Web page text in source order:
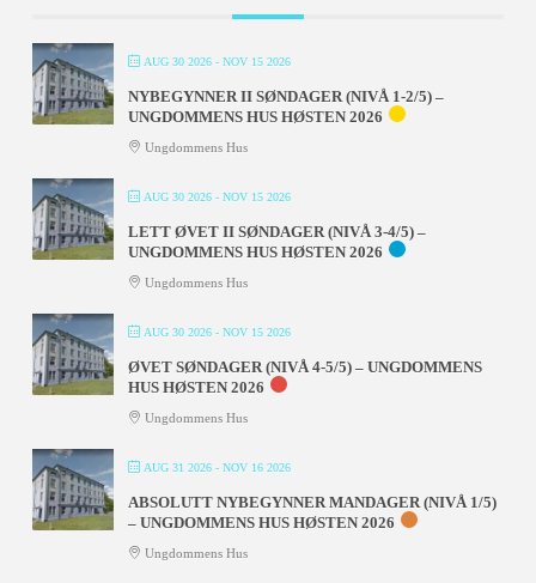
AUG 30 2026- NOV 15 2026
NYBEGYNNER II SØNDAGER (NIVÅ 1-2/5) –
UNGDOMMENS HUS HØSTEN 2026
Ungdommens Hus
AUG 30 2026- NOV 15 2026
LETT ØVET II SØNDAGER (NIVÅ 3-4/5) –
UNGDOMMENS HUS HØSTEN 2026
Ungdommens Hus
AUG 30 2026- NOV 15 2026
ØVET SØNDAGER (NIVÅ 4-5/5) – UNGDOMMENS
HUS HØSTEN 2026
Ungdommens Hus
AUG 31 2026- NOV 16 2026
ABSOLUTT NYBEGYNNER MANDAGER (NIVÅ 1/5)
– UNGDOMMENS HUS HØSTEN 2026
Ungdommens Hus